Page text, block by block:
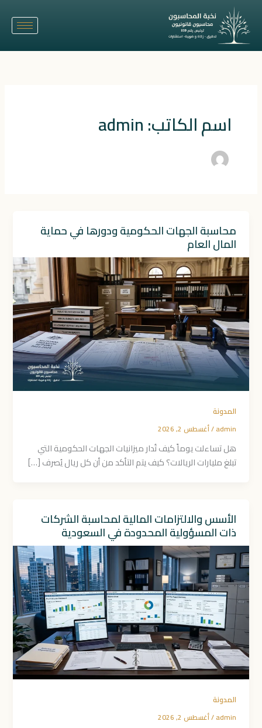
المحتوى
اسم الكاتب: admin
محاسبة الجهات الحكومية ودورها في حماية
المال العام
المدونة
admin
/أغسطس 2, 2026
هل تساءلت يوماً كيف تُدار ميزانيات الجهات الحكومية التي
تبلغ مليارات الريالات؟ كيف يتم التأكد من أن كل ريال يُصرف […]
الأسس والالتزامات المالية لمحاسبة الشركات
ذات المسؤولية المحدودة في السعودية
المدونة
admin
/أغسطس 2, 2026